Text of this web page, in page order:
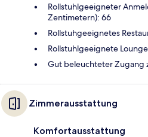
Rollstuhlgeeigneter
Zentimetern): 66
Rollstuhgeeignetes
Rollstuhlgeeignete Lounge
Gut beleuchteter Zugang
Zimmerausstattung
Komfortausstattung